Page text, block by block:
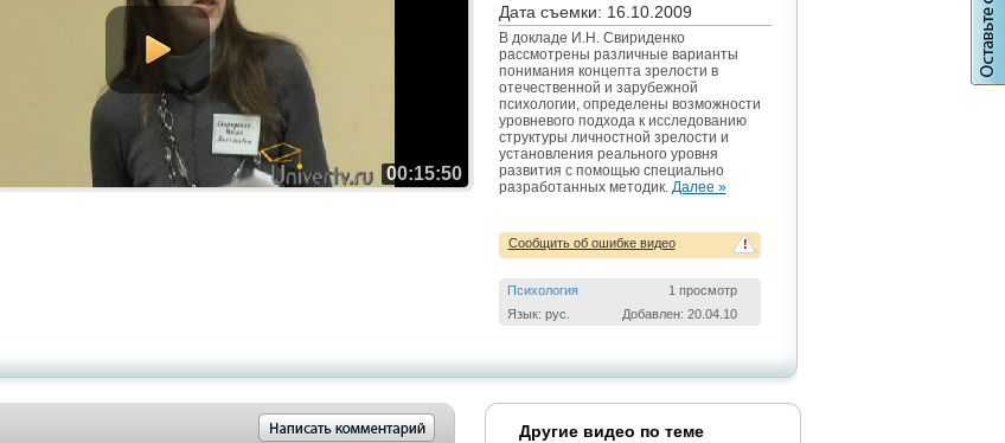
00:15:50
Дата съемки: 16.10.2009
В докладе И.Н. Свириденко
рассмотрены различные варианты
понимания концепта зрелости в
отечественной и зарубежной
психологии, определены возможности
уровневого подхода к исследованию
структуры личностной зрелости и
установления реального уровня
развития с помощью специально
разработанных методик. Далее »
!
Сообщить об ошибке видео
Психология
1 просмотр
Язык: рус.
Добавлен: 20.04.10
Другие видео по теме